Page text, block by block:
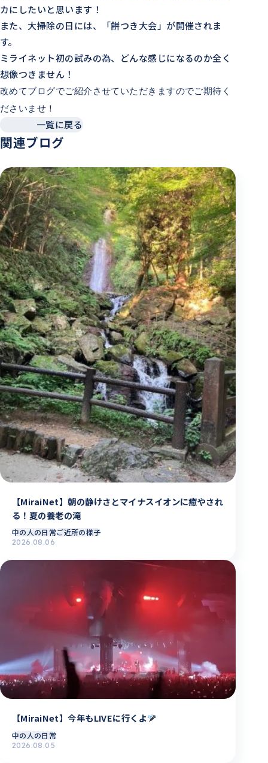
カにしたいと思います！
また、大掃除の日には、「餅つき大会」が開催されま
す。
ミライネット初の試みの為、どんな感じになるのか全く
想像つきません！
改めてブログでご紹介させていただきますのでご期待く
ださいませ！
一覧に戻る
関連ブログ
【MiraiNet】朝の静けさとマイナスイオンに癒やされ
る！夏の養老の滝
中の人の日常ご近所の様子
2026.08.06
【MiraiNet】今年もLIVEに行くよ
中の人の日常
2026.08.05